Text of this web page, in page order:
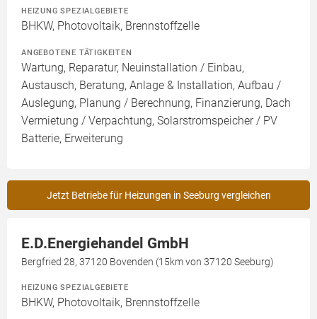
HEIZUNG SPEZIALGEBIETE
BHKW, Photovoltaik, Brennstoffzelle
ANGEBOTENE TÄTIGKEITEN
Wartung, Reparatur, Neuinstallation / Einbau,
Austausch, Beratung, Anlage & Installation, Aufbau /
Auslegung, Planung / Berechnung, Finanzierung, Dach
Vermietung / Verpachtung, Solarstromspeicher / PV
Batterie, Erweiterung
Jetzt Betriebe für Heizungen in Seeburg vergleichen
E.D.Energiehandel GmbH
Bergfried 28, 37120 Bovenden (15km von 37120 Seeburg)
HEIZUNG SPEZIALGEBIETE
BHKW, Photovoltaik, Brennstoffzelle